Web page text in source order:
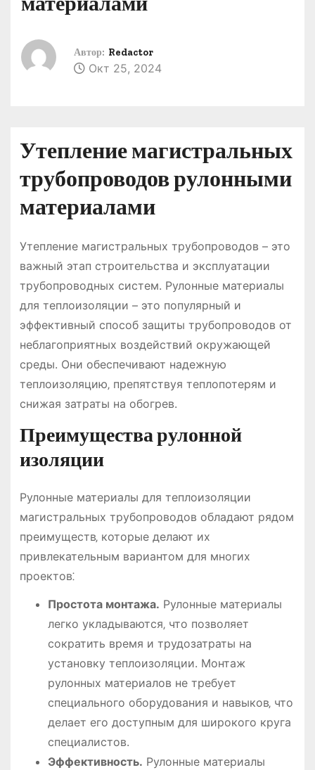
Автор: Redactor
Окт 25, 2024
Утепление магистральных
трубопроводов рулонными
материалами
Утепление магистральных трубопроводов – это
важный этап строительства и эксплуатации
трубопроводных систем. Рулонные материалы
для теплоизоляции – это популярный и
эффективный способ защиты трубопроводов от
неблагоприятных воздействий окружающей
среды. Они обеспечивают надежную
теплоизоляцию‚ препятствуя теплопотерям и
снижая затраты на обогрев.
Преимущества рулонной
изоляции
Рулонные материалы для теплоизоляции
магистральных трубопроводов обладают рядом
преимуществ‚ которые делают их
привлекательным вариантом для многих
проектов⁚
Простота монтажа. Рулонные материалы
легко укладываются‚ что позволяет
сократить время и трудозатраты на
установку теплоизоляции. Монтаж
рулонных материалов не требует
специального оборудования и навыков‚ что
делает его доступным для широкого круга
специалистов.
Эффективность. Рулонные материалы